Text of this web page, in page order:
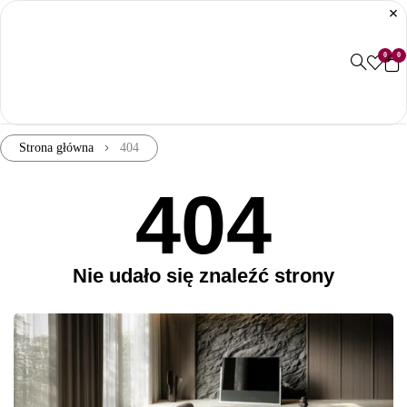
0 0
Strona główna 404
404
Nie udało się znaleźć strony